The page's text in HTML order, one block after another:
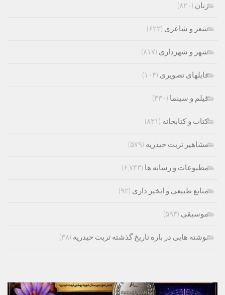
زنان (۸۲۰)
شعر و شاعری (۶۲۳)
شهر و شهرداری (۸۱۷)
فایلهای تصویری (۱۰۴)
فیلم و سینما (۳۳۰)
کتاب و کتابخانه (۸۳۱)
مشاهیر تربت حیدریه (۵۷۹)
مطبوعات و رسانه ها (۶,۷۴۳)
منابع طبیعی و ابخیز داری (۹۲)
موسیقی (۵۹۳)
نوشته هایی در باره تاریخ گذشته تربت حیدریه (۳۸)